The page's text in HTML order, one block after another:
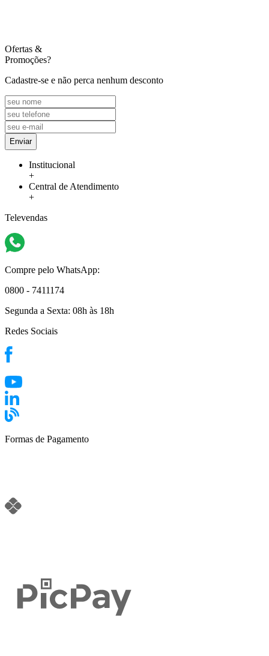
Ofertas &
Promoções?
Cadastre-se e não perca nenhum desconto
Enviar
Institucional
+
Central de Atendimento
+
Televendas
Compre pelo WhatsApp:
0800 - 7411174
Segunda a Sexta: 08h às 18h
Redes Sociais
Formas de Pagamento